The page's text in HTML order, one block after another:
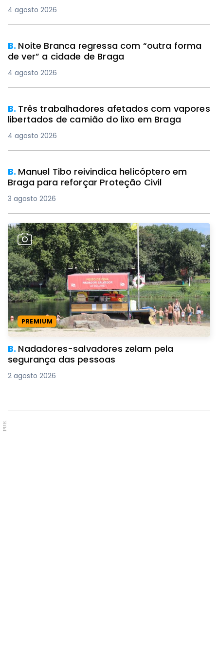
4 agosto 2026
B. Noite Branca regressa com “outra forma
de ver” a cidade de Braga
4 agosto 2026
B. Três trabalhadores afetados com vapores
libertados de camião do lixo em Braga
4 agosto 2026
B. Manuel Tibo reivindica helicóptero em
Braga para reforçar Proteção Civil
3 agosto 2026
PREMIUM
B. Nadadores-salvadores zelam pela
segurança das pessoas
2 agosto 2026
PUB.